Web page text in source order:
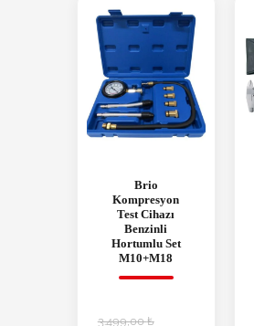
Brio
Kompresyon
Test Cihazı
Benzinli
Hortumlu Set
M10+M18
3.499,00₺